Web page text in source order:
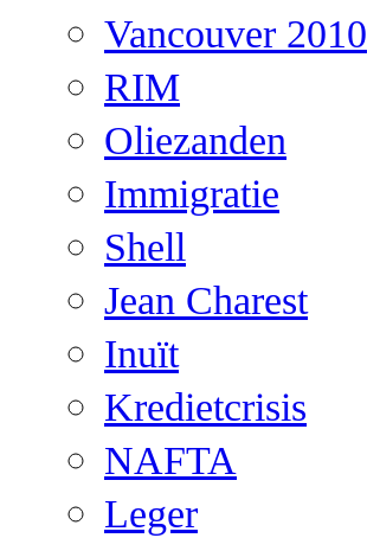
Vancouver 2010
RIM
Oliezanden
Immigratie
Shell
Jean Charest
Inuït
Kredietcrisis
NAFTA
Leger